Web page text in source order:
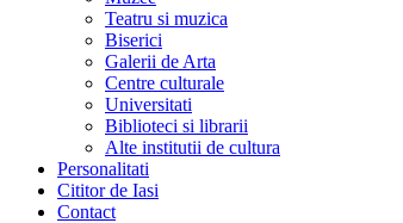
Teatru si muzica
Biserici
Galerii de Arta
Centre culturale
Universitati
Biblioteci si librarii
Alte institutii de cultura
Personalitati
Cititor de Iasi
Contact